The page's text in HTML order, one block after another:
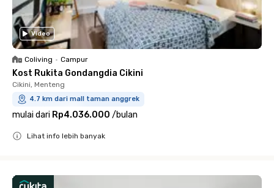
Video
Coliving • Campur
Kost Rukita Gondangdia Cikini
Cikini, Menteng
4.7 km dari mall taman anggrek
mulai dari Rp4.036.000 /bulan
Lihat info lebih banyak